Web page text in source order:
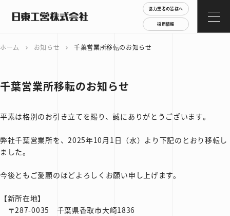
協力業者の皆様へ
採用情報
ホーム chevron_right お知らせ chevron_right 千葉営業所移転のお知らせ
千葉営業所移転のお知らせ
平素は格別のお引き立てを賜り、誠にありがとうございます。
弊社千葉営業所を、2025年10月1日（水）より下記のとおり移転し
ました。
今後ともご愛顧のほどよろしくお願い申し上げます。
【新所在地】
〒287-0035 千葉県香取市大崎1836